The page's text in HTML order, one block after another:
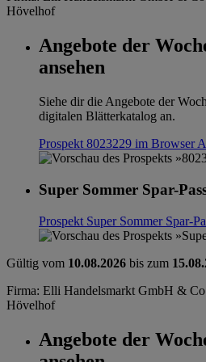
Hövelhof
Angebote der
ansehen
Siehe dir die Angebote der
digitalen Blätterkatalog an.
Prospekt 8023229 im Browser
Super Sommer Spar-
Prospekt Super Sommer Spar-
Gültig vom 10.08.2026 bis zum
Firma: Elli Handelsmarkt GmbH &
Hövelhof
Angebote der